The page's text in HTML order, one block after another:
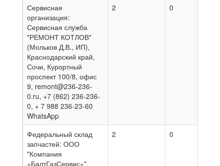
Сервисная
организация:
Сервисная служба
"РЕМОНТ КОТЛОВ"
(Мольков Д.В., ИП),
Краснодарский край,
Сочи, Курортный
проспект 100/8, офис
9, remont@236-236-
0.ru, +7 (862) 236-236-
0, + 7 988 236-23-60
WhatsApp
2 0
Федеральный склад
запчастей: ООО
"Компания
«БалтГазСервис»",
2 0